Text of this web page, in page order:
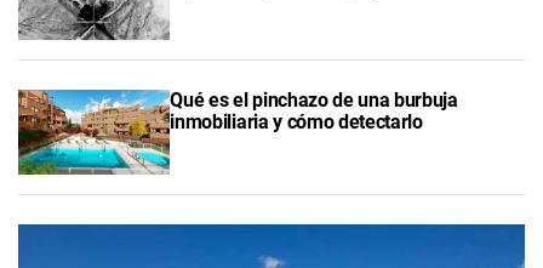
Qué es el pinchazo de una burbuja
inmobiliaria y cómo detectarlo